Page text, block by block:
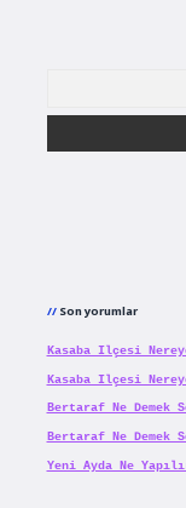
Son yorumlar
Kasaba Ilçesi
Kasaba Ilçesi
Bertaraf Ne Demek
Bertaraf Ne Demek
Yeni Ayda Ne